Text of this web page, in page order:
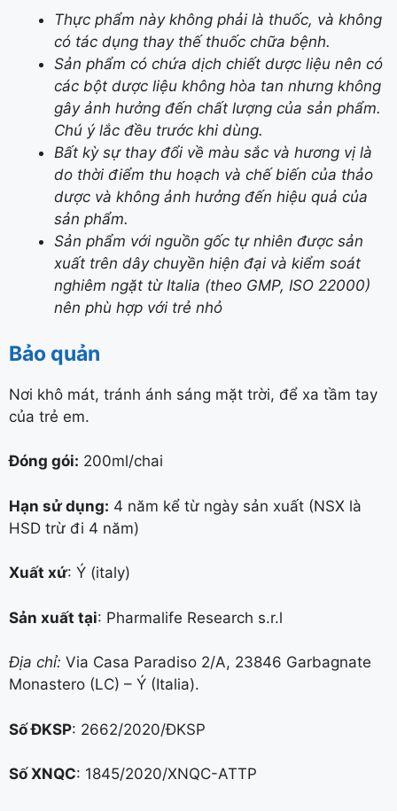
Thực phẩm này không phải là thuốc, và không
có tác dụng thay thế thuốc chữa bệnh.
Sản phẩm có chứa dịch chiết dược liệu nên có
các bột dược liệu không hòa tan nhưng không
gây ảnh hưởng đến chất lượng của sản phẩm.
Chú ý lắc đều trước khi dùng.
Bất kỳ sự thay đổi về màu sắc và hương vị là
do thời điểm thu hoạch và chế biến của thảo
dược và không ảnh hưởng đến hiệu quả của
sản phẩm.
Sản phẩm với nguồn gốc tự nhiên được sản
xuất trên dây chuyền hiện đại và kiểm soát
nghiêm ngặt từ Italia (theo GMP, ISO 22000)
nên phù hợp với trẻ nhỏ
Bảo quản
Nơi khô mát, tránh ánh sáng mặt trời, để xa tầm tay
của trẻ em.
Đóng gói: 200ml/chai
Hạn sử dụng: 4 năm kể từ ngày sản xuất (NSX là
HSD trừ đi 4 năm)
Xuất xứ: Ý (italy)
Sản xuất tại: Pharmalife Research s.r.l
Địa chỉ: Via Casa Paradiso 2/A, 23846 Garbagnate
Monastero (LC) – Ý (Italia).
Số ĐKSP: 2662/2020/ĐKSP
Số XNQC: 1845/2020/XNQC-ATTP